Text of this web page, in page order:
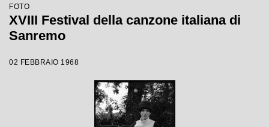
FOTO
XVIII Festival della canzone italiana di
Sanremo
02 FEBBRAIO 1968